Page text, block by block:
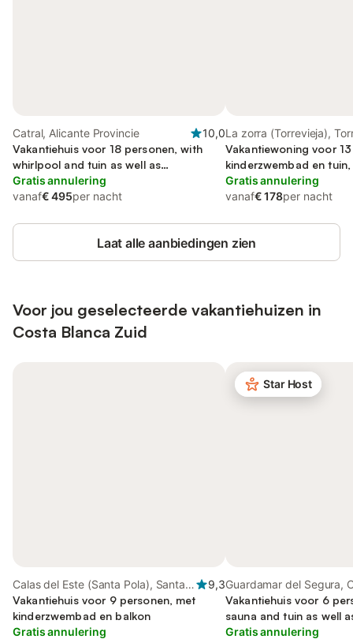
Catral, Alicante Provincie
10,0
Vakantiehuis voor 18 personen, with
whirlpool and tuin as well as
kinderzwembad
Gratis annulering
vanaf€ 495per nacht
La zorra (Torrevieja),
Vakantiewoning voor
kinderzwembad en
Gratis annulering
vanaf€ 178per nacht
Laat alle aanbiedingen zien
Voor jou geselecteerde vakantiehuizen in
Costa Blanca Zuid
Calas del Este (Santa Pola), Santa
Pola
9,3
Vakantiehuis voor 9 personen, met
kinderzwembad en balkon
Gratis annulering
Star Host
Guardamar del Segura,
Blanca
Vakantiehuis voor 6
sauna and tuin as well
kinderzwembad
Gratis annulering